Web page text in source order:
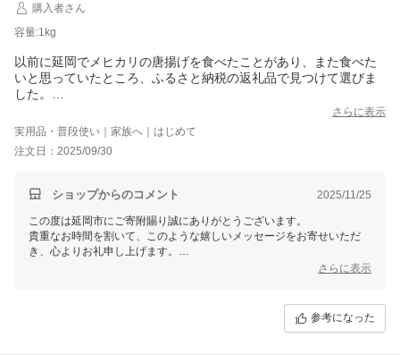
購入者さん
容量:1kg
以前に延岡でメヒカリの唐揚げを食べたことがあり、また食べた
いと思っていたところ、ふるさと納税の返礼品で見つけて選びま
した。
揚げるだけの状態で届くので手間がかからずとても助かります。
揚げたての味は格別で、身も柔らかく骨も気にならず、初めて食
べる子供達も「美味しい！」と言って箸が止まりませんでした。
大人はおつまみでいただき、同じ延岡市のひでじビールさんのビ
また次回も最有力候補です！
さらに表示
実用品・普段使い｜家族へ｜はじめて
注文日：2025/09/30
ショップからのコメント 2025/11/25
この度は延岡市にご寄附賜り誠にありがとうございます。
貴重なお時間を割いて、このような嬉しいメッセージをお寄せいただ
き、心よりお礼申し上げます。
これからも嬉しいお言葉を励みに、「選ばれる返礼品づくり」に努めて
さらに表示
参考になった